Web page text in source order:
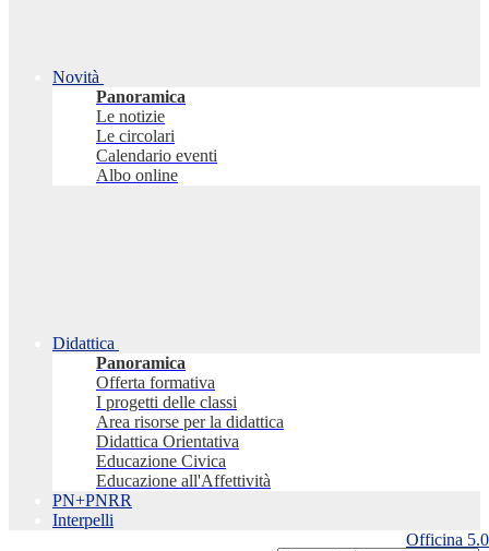
Novità
Panoramica
Le notizie
Le circolari
Calendario eventi
Albo online
Didattica
Panoramica
Offerta formativa
I progetti delle classi
Area risorse per la didattica
Didattica Orientativa
Educazione Civica
Educazione all'Affettività
PN+PNRR
Interpelli
Officina 5.0